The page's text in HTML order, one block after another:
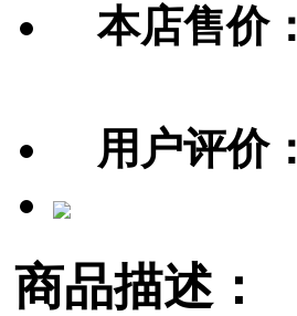
本店售价：
用户评价：
商品描述：